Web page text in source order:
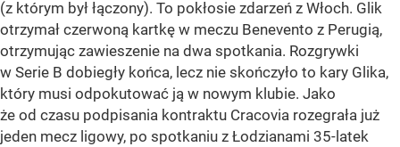
(z którym był łączony). To pokłosie zdarzeń z Włoch. Glik
otrzymał czerwoną kartkę w meczu Benevento z Perugią,
otrzymując zawieszenie na dwa spotkania. Rozgrywki
w Serie B dobiegły końca, lecz nie skończyło to kary Glika,
który musi odpokutować ją w nowym klubie. Jako
że od czasu podpisania kontraktu Cracovia rozegrała już
jeden mecz ligowy, po spotkaniu z Łodzianami 35-latek